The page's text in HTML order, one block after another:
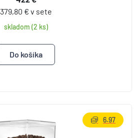
379,80 € v sete
skladom (2 ks)
6.97